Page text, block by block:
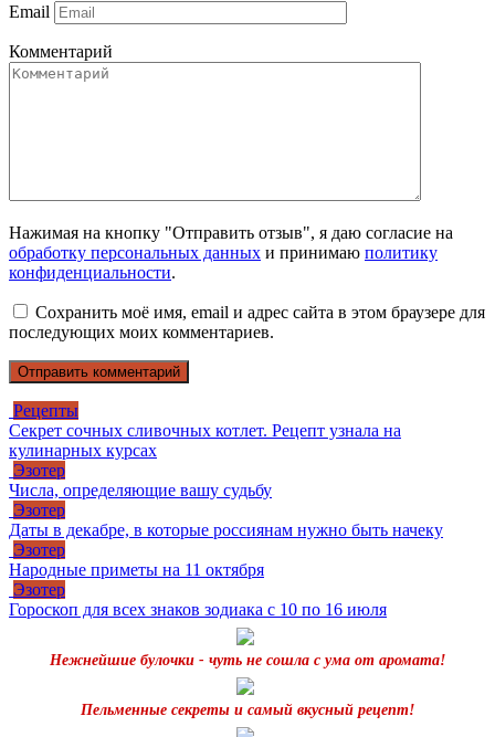
Email
Комментарий
Нажимая на кнопку "Отправить отзыв", я даю согласие на
обработку персональных данных и принимаю политику
конфиденциальности.
Сохранить моё имя, email и адрес сайта в этом браузере для
последующих моих комментариев.
Рецепты
Секрет сочных сливочных котлет. Рецепт узнала на
кулинарных курсах
Эзотер
Числа, определяющие вашу судьбу
Эзотер
Даты в декабре, в которые россиянам нужно быть начеку
Эзотер
Народные приметы на 11 октября
Эзотер
Гороскоп для всех знаков зодиака с 10 по 16 июля
Нежнейшие булочки - чуть не сошла с ума от аромата!
Пельменные секреты и самый вкусный рецепт!